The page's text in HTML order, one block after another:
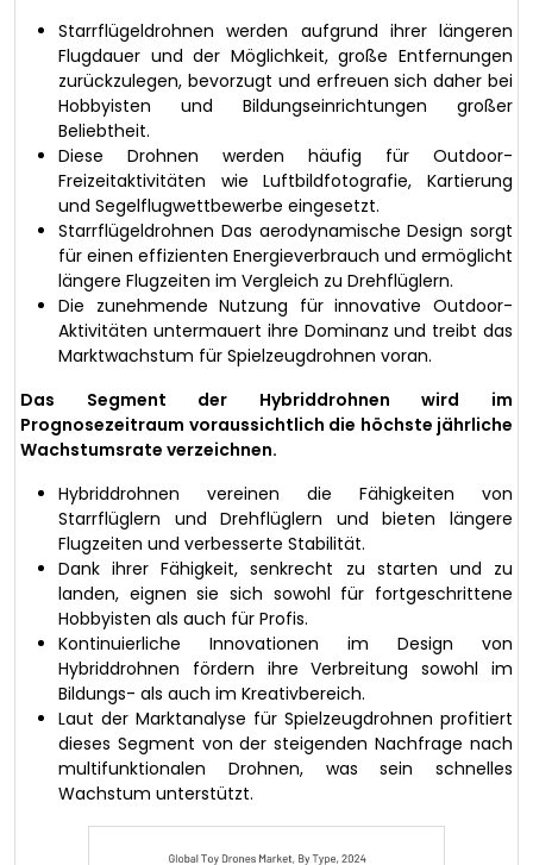
Starrflügeldrohnen werden aufgrund ihrer längeren
Flugdauer und der Möglichkeit, große Entfernungen
zurückzulegen, bevorzugt und erfreuen sich daher bei
Hobbyisten und Bildungseinrichtungen großer
Beliebtheit.
Diese Drohnen werden häufig für Outdoor-
Freizeitaktivitäten wie Luftbildfotografie, Kartierung
und Segelflugwettbewerbe eingesetzt.
Starrflügeldrohnen Das aerodynamische Design sorgt
für einen effizienten Energieverbrauch und ermöglicht
längere Flugzeiten im Vergleich zu Drehflüglern.
Die zunehmende Nutzung für innovative Outdoor-
Aktivitäten untermauert ihre Dominanz und treibt das
Marktwachstum für Spielzeugdrohnen voran.
Das Segment der Hybriddrohnen wird im
Prognosezeitraum voraussichtlich die höchste jährliche
Wachstumsrate verzeichnen.
Hybriddrohnen vereinen die Fähigkeiten von
Starrflüglern und Drehflüglern und bieten längere
Flugzeiten und verbesserte Stabilität.
Dank ihrer Fähigkeit, senkrecht zu starten und zu
landen, eignen sie sich sowohl für fortgeschrittene
Hobbyisten als auch für Profis.
Kontinuierliche Innovationen im Design von
Hybriddrohnen fördern ihre Verbreitung sowohl im
Bildungs- als auch im Kreativbereich.
Laut der Marktanalyse für Spielzeugdrohnen profitiert
dieses Segment von der steigenden Nachfrage nach
multifunktionalen Drohnen, was sein schnelles
Wachstum unterstützt.